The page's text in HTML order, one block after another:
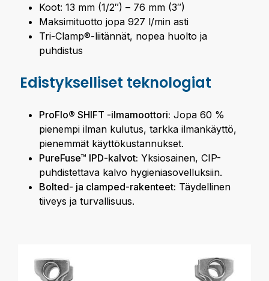
Koot: 13 mm (1/2″) – 76 mm (3″)
Maksimituotto jopa 927 l/min asti
Tri-Clamp®-liitännät, nopea huolto ja
puhdistus
Edistykselliset teknologiat
ProFlo® SHIFT -ilmamoottori: Jopa 60 %
pienempi ilman kulutus, tarkka ilmankäyttö,
pienemmät käyttökustannukset.
PureFuse™ IPD-kalvot: Yksiosainen, CIP-
puhdistettava kalvo hygieniasovelluksiin.
Bolted- ja clamped-rakenteet: Täydellinen
tiiveys ja turvallisuus.